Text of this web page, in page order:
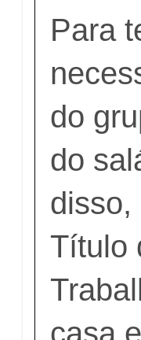
Para
do
do
disso,
Título
casa